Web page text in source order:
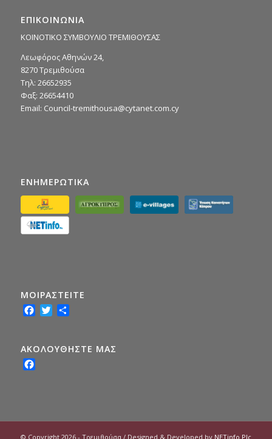
ΕΠΙΚΟΙΝΩΝΙΑ
ΚΟΙΝΟΤΙΚΟ ΣΥΜΒΟΥΛΙΟ ΤΡΕΜΙΘΟΥΣΑΣ
Λεωφόρος Αθηνών 24,
8270 Τρεμιθούσα
Τηλ: 26652935
Φαξ: 26654410
Email: Council-tremithousa@cytanet.com.cy
ΕΝΗΜΕΡΩΤΙΚΑ
ΜΟΙΡΑΣTEITE
Facebook
Twitter
ΑΚΟΛΟΥΘΗΣΤΕ ΜΑΣ
© Copyright 2026 - Τρεμιθούσα / Designed & Developed by NETinfo Plc